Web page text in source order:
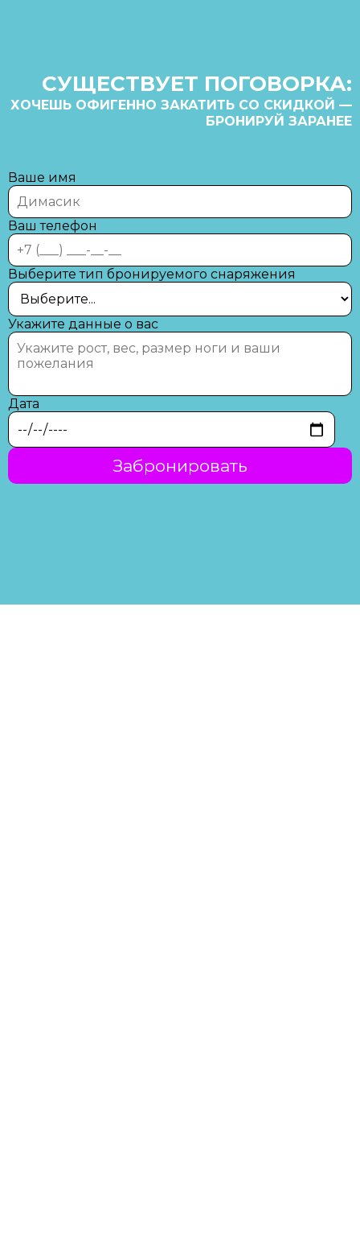
СУЩЕСТВУЕТ ПОГОВОРКА:
ХОЧЕШЬ ОФИГЕННО ЗАКАТИТЬ СО СКИДКОЙ —
БРОНИРУЙ ЗАРАНЕЕ
Ваше имя
Ваш телефон
Выберите тип бронируемого снаряжения
Укажите данные о вас
Дата
Забронировать